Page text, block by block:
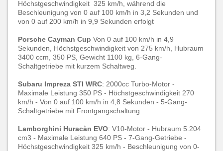
Höchstgeschwindigkeit 325 km/h, während die
Beschleunigung von 0 auf 100 km/h in 3,2 Sekunden und
von 0 auf 200 km/h in 9,9 Sekunden erfolgt
Porsche Cayman Cup Von 0 auf 100 km/h in 4,9
Sekunden, Höchstgeschwindigkeit von 275 km/h, Hubraum
3400 ccm, 350 PS, Gewicht 1100 kg, 6-Gang-
Schaltgetriebe mit kurzem Schaltweg.
Subaru Impreza STI WRC: 2000cc Turbo-Motor -
Maximale Leistung 350 PS - Höchstgeschwindigkeit 270
km/h - Von 0 auf 100 km/h in 4,8 Sekunden - 5-Gang-
Schaltgetriebe mit Frontgangschaltung.
Lamborghini Huracàn EVO: V10-Motor - Hubraum 5.204
cm3 - Maximale Leistung 640 PS - 7-Gang-Getriebe -
Höchstgeschwindigkeit 325 km/h - Beschleunigung von 0-